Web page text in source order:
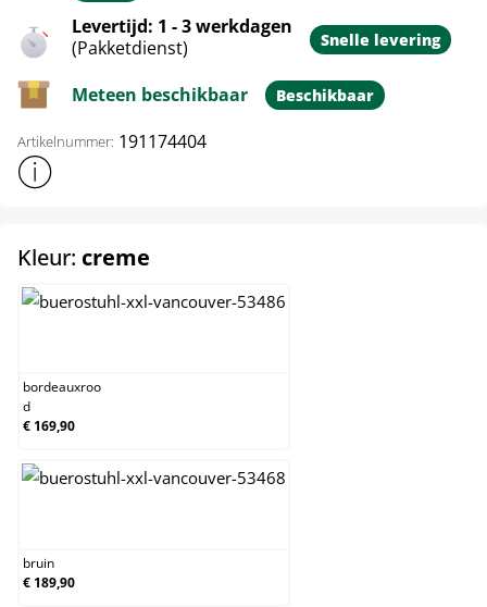
Levertijd: 1 - 3 werkdagen
(Pakketdienst)
Snelle levering
Meteen beschikbaar Beschikbaar
Artikelnummer: 191174404
Toon meer productinformatie
Kleur: creme
bordeauxroo
d
€ 169,90
bruin
€ 189,90